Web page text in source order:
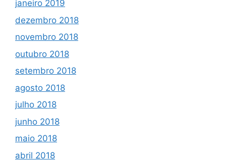
janeiro 2019
dezembro 2018
novembro 2018
outubro 2018
setembro 2018
agosto 2018
julho 2018
junho 2018
maio 2018
abril 2018